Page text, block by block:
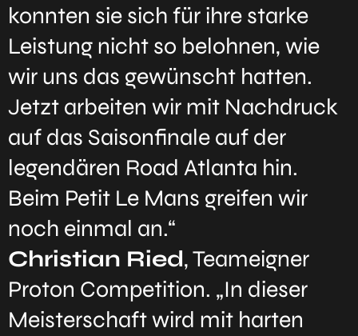
konnten sie sich für ihre starke
Leistung nicht so belohnen, wie
wir uns das gewünscht hatten.
Jetzt arbeiten wir mit Nachdruck
auf das Saisonfinale auf der
legendären Road Atlanta hin.
Beim Petit Le Mans greifen wir
noch einmal an.“
Christian Ried, Teameigner
Proton Competition. „In dieser
Meisterschaft wird mit harten